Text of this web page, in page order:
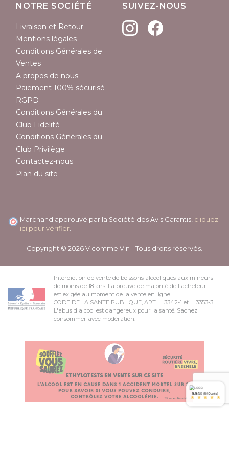
NOTRE SOCIÉTÉ
Livraison et Retour
Mentions légales
Conditions Générales de
Ventes
A propos de nous
Paiement 100% sécurisé
RGPD
Conditions Générales du
Club Fidélité
Conditions Générales du
Club Privilège
Contactez-nous
Plan du site
SUIVEZ-NOUS
Marchand approuvé par la Société des Avis Garantis, cliquez
ici pour vérifier
Copyright © 2026 V comme Vin - Tous droits réservés.
Interdiction de vente de boissons alcooliques aux mineurs
de moins de 18 ans. La preuve de majorité de l'acheteur
est exigée au moment de la vente en ligne.
CODE DE LA SANTE PUBLIQUE, ART. L. 3342-1 et L. 3353-3
L'abus d'alcool est dangereux pour la santé. Sachez
consommer avec modération.
9.9/10 (540 avis)
* * * * *